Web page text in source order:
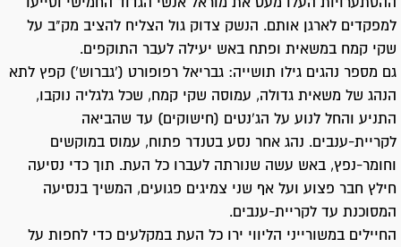
ההסתערויות העלו מעט את מוראל אנשי הגדוד החמישי וסייעו
למפקדים לארגן אותם. הנשק צדוק גול הצליח להציב מק"ב על
שקי קמח במשאית ופתח באש יעילה לעבר התוקפים.
גם מספר נהגים גילו תושייה: גבריאל רפופורט (‘גברוש’) קפץ לתא
הנהג של משאית גדולה, עמוסה שקי קמח, שכל גלגליה נוקבו,
התניע והחל לנוע על הג'נטים (חישוקים) עד שהביאה
לקריית-ענבים. נהג אחר נסע בטנדר פתוח, עמוס במוקשים
וחומר-נפץ, באש עשה שנורתה לעברו כל העת. תוך כדי נסיעה
חילץ חבר פצוע ועל אף שני צמיגים פגועים, המשיך בנסיעה
המסוכנת עד לקריית-ענבים.
החיילים במשורייני הליווי ירו כל העת במקלעים כדי לחפות על